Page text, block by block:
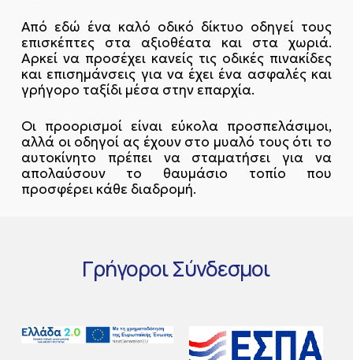
Από εδώ ένα καλό οδικό δίκτυο οδηγεί τους
επισκέπτες στα αξιοθέατα και στα χωριά.
Αρκεί να προσέχει κανείς τις οδικές πινακίδες
και επισημάνσεις για να έχει ένα ασφαλές και
γρήγορο ταξίδι μέσα στην επαρχία.
Οι προορισμοί είναι εύκολα προσπελάσιμοι,
αλλά οι οδηγοί ας έχουν στο μυαλό τους ότι το
αυτοκίνητο πρέπει να σταματήσει για να
απολαύσουν το θαυμάσιο τοπίο που
προσφέρει κάθε διαδρομή.
ΓρήγοροιΣύνδεσμοι